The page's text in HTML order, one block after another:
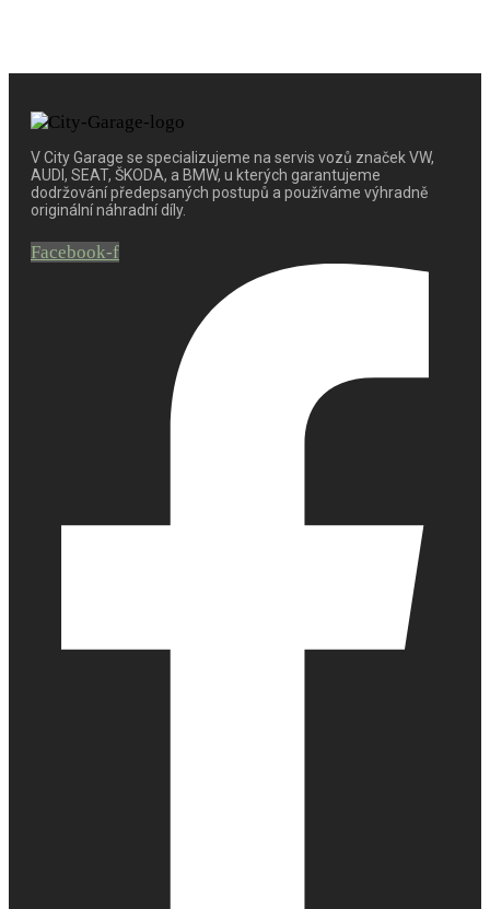
V City Garage se specializujeme na servis vozů značek VW,
AUDI, SEAT, ŠKODA, a BMW, u kterých garantujeme
dodržování předepsaných postupů a používáme výhradně
originální náhradní díly.
Facebook-f